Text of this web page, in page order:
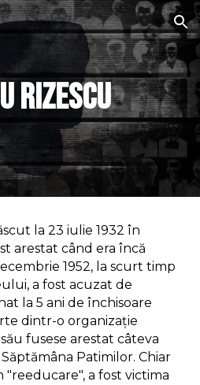
Skip to navigation
rizescu
la 23 iulie 1932 în
arestat când era încă
1952, la scurt timp
a fost acuzat de
la 5 ani de închisoare
dintr-o organizație
fusese arestat câteva
Patimilor. Chiar
a fost victima